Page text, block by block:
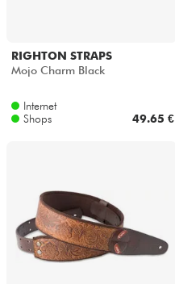
RIGHTON STRAPS
Mojo Charm Black
Internet
Shops
49.65 €